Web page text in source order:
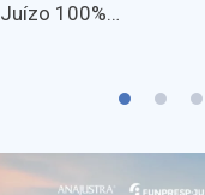
Juízo 100%…